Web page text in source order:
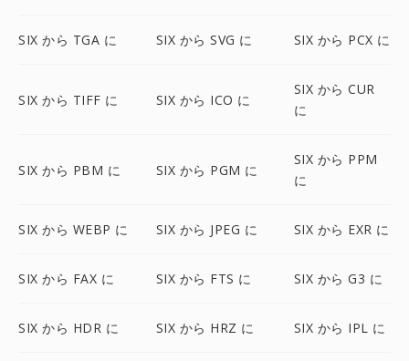
SIX から TGA に SIX から SVG に SIX から PCX に
SIX から TIFF に SIX から ICO に
SIX から CUR
に
SIX から PBM に SIX から PGM に
SIX から PPM
に
SIX から WEBP に SIX から JPEG に SIX から EXR に
SIX から FAX に SIX から FTS に SIX から G3 に
SIX から HDR に SIX から HRZ に SIX から IPL に